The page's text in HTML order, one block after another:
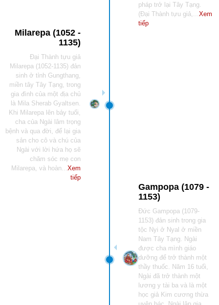
pháp trở lại Tây Tạng.
(Đại Thành tựu giả,... Xem
tiếp
Milarepa (1052 -
1135)
Đại Thành tựu giả
Milarepa (1052-1135) đản
sinh ở tỉnh Gungthang,
miền tây Tây Tạng, trong
gia đình của một địa chủ
là Mila Sherab Gyaltsen.
Khi Milarepa lên bảy tuổi,
cha của Ngài lâm trọng
bệnh và qua đời, để lại gia
sản cho cô và chú của
Ngài với lời hứa họ sẽ
chăm sóc mẹ con
Milarepa, và hoàn...Xem
tiếp
Gampopa (1079 -
1153)
Đức Gampopa (1079-
1153) đản sinh trong gia
tộc Nyi ở Nyal ở miền
Nam Tây Tạng. Ngài
được cha mình giáo
dưỡng để trở thành một
thầy thuốc. Năm 16 tuổi,
Ngài đã trở thành một
lương y tài ba và là một
học giả Kim cương thừa